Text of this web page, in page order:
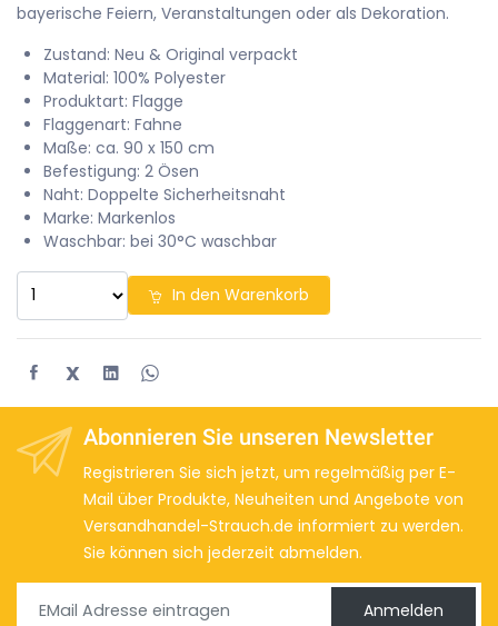
bayerische Feiern, Veranstaltungen oder als Dekoration.
Zustand: Neu & Original verpackt
Material: 100% Polyester
Produktart: Flagge
Flaggenart: Fahne
Maße: ca. 90 x 150 cm
Befestigung: 2 Ösen
Naht: Doppelte Sicherheitsnaht
Marke: Markenlos
Waschbar: bei 30°C waschbar
In den Warenkorb
X
Abonnieren Sie unseren Newsletter
Registrieren Sie sich jetzt, um regelmäßig per E-
Mail über Produkte, Neuheiten und Angebote von
Versandhandel-Strauch.de informiert zu werden.
Sie können sich jederzeit abmelden.
Anmelden